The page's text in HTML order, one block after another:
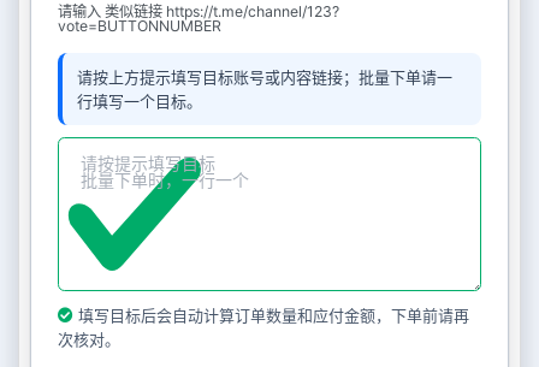
请输入 类似链接 https://t.me/channel/123?
vote=BUTTONNUMBER
请按上方提示填写目标账号或内容链接；批量下单请一
行填写一个目标。
填写目标后会自动计算订单数量和应付金额，下单前请再
次核对。